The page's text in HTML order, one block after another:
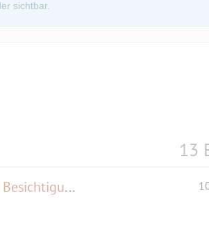
sichtbar.
13
Radlausflug: Kladow-Runde mit Rast im Landhausgarten Fraenkel und Besichtigung des Fort Hahneberg